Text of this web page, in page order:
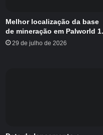
Bruta’.
Isso é tudo por
procurando por mais
Melhor localização da base
de mineração em Palworld
29 de julho de 2026